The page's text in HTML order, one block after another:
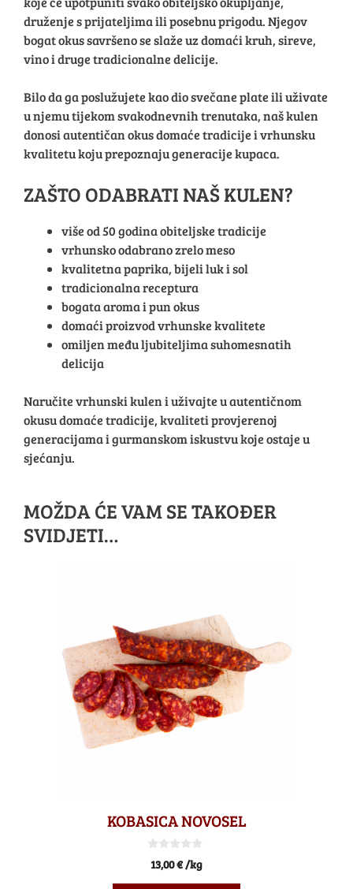
druženje s prijateljima ili posebnu prigodu. Njegov
bogat okus savršeno se slaže uz domaći kruh, sireve,
vino i druge tradicionalne delicije.
Bilo da ga poslužujete kao dio svečane plate ili uživate
u njemu tijekom svakodnevnih trenutaka, naš kulen
donosi autentičan okus domaće tradicije i vrhunsku
kvalitetu koju prepoznaju generacije kupaca.
ZAŠTO ODABRATI NAŠ KULEN?
više od 50 godina obiteljske tradicije
vrhunsko odabrano zrelo meso
kvalitetna paprika, bijeli luk i sol
tradicionalna receptura
bogata aroma i pun okus
domaći proizvod vrhunske kvalitete
omiljen među ljubiteljima suhomesnatih
delicija
Naručite vrhunski kulen i uživajte u autentičnom
okusu domaće tradicije, kvaliteti provjerenoj
generacijama i gurmanskom iskustvu koje ostaje u
sjećanju.
MOŽDA ĆE VAM SE TAKOĐER
SVIDJETI…
KOBASICA NOVOSEL
o13,00€ /kg